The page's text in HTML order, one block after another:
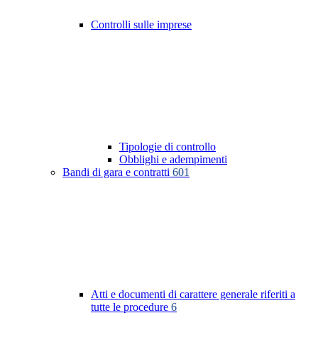
Controlli sulle imprese
Tipologie di controllo
Obblighi e adempimenti
Bandi di gara e contratti 601
Atti e documenti di carattere generale riferiti a
tutte le procedure 6